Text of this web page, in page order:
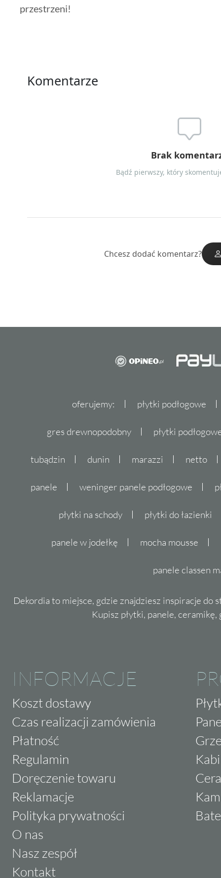
przestrzeni!
Komentarze
Brak
Bądź pierwszy, który
Chcesz dodać komentarz?
oferujemy: płytki podłogowe
gres drewnopodobny płytki
tubądzin dunin marazzi netto
panele weninger panele podłogowe
płytki na schody płytki do łazienki
panele w jodełkę mocha mousse
panele classen
Dekordia to miejsce, gdzie znajdziesz inspiracje do
Kupisz płytki, panele,
INFORMACJE
Koszt dostawy
Czas realizacji zamówienia
Płatność
Regulamin
Doręczenie towaru
Reklamacje
Polityka prywatności
O nas
Nasz zespół
Kontakt